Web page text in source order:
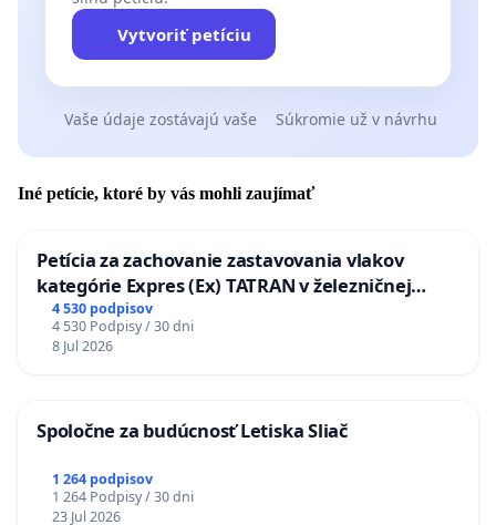
Vytvoriť petíciu
Vaše údaje zostávajú vaše Súkromie už v návrhu
Iné petície, ktoré by vás mohli zaujímať
Petícia za zachovanie zastavovania vlakov
kategórie Expres (Ex) TATRAN v železničnej
stanici Púchov
4 530 podpisov
4 530 Podpisy / 30 dni
8 Jul 2026
Spoločne za budúcnosť Letiska Sliač
1 264 podpisov
1 264 Podpisy / 30 dni
23 Jul 2026